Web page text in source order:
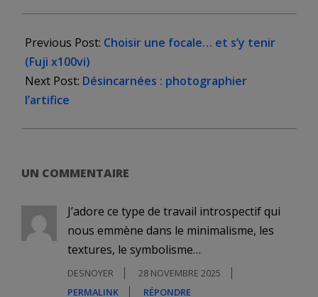
11-
23
Previous Post: Choisir une focale… et s’y tenir
(Fuji x100vi)
Next Post: Désincarnées : photographier
l’artifice
UN COMMENTAIRE
J’adore ce type de travail introspectif qui
nous emmène dans le minimalisme, les
textures, le symbolisme…
DESNOYER
28 NOVEMBRE 2025
PERMALINK
RÉPONDRE